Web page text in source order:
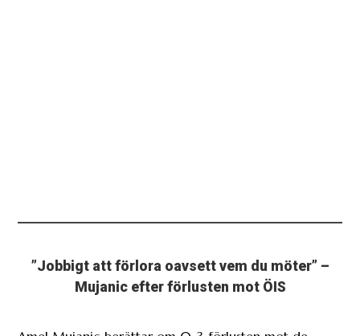
”Jobbigt att förlora oavsett vem du möter” –
Mujanic efter förlusten mot ÖIS